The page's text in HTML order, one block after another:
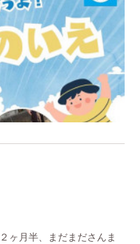
ヶ月半、まだまださんま